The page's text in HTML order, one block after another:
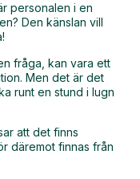
personalen i en
Den känslan vill
fråga, kan vara ett
Men det är det
runt en stund i lugn
att det finns
däremot finnas från